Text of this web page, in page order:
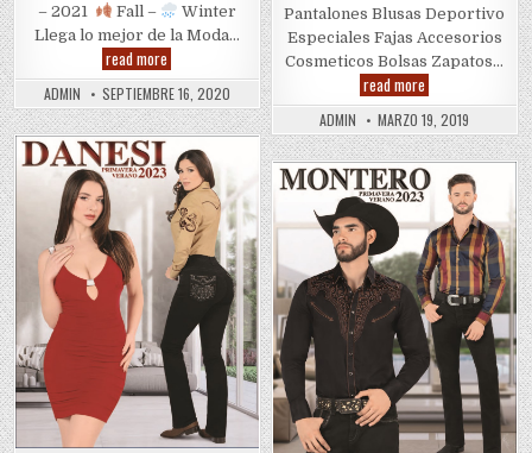
– 2021
Fall –
Winter
Llega lo mejor de la Moda…
read more
Minerva
|
Venta
Por
Catalogo
2020
–
2021
ADMIN SEPTIEMBRE 16, 2020
Pantalones Blusas Deportivo
Especiales Fajas Accesorios
Cosmeticos Bolsas Zapatos…
read more
Catalogo
ADMIN MARZO 19, 2019
Posted
in